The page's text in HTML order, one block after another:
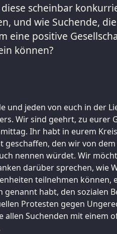
scheinbar
und wie Suchende,
eine positive
können?
und jeden von euch in der
Wir sind geehrt, zu eurer
Ihr habt in eurem
geschaffen, den wir von
nennen würdet. Wir
darüber sprechen, wie
teilnehmen können,
genannt habt, den sozialen
Protesten gegen
allen Suchenden mit einem